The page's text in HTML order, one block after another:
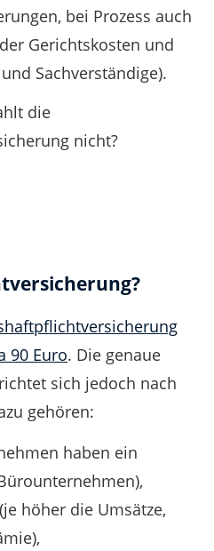
bei Prozess auch
Gerichtskosten und
Sachverständige).
die
nicht?
90 Euro. Die genaue
sich jedoch nach
gehören:
haben ein
höher die Umsätze,